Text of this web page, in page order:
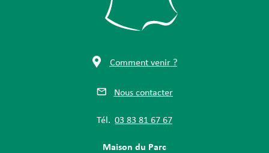
Comment venir ?
Nous contacter
Tél. 03 83 81 67 67
Maison du Parc